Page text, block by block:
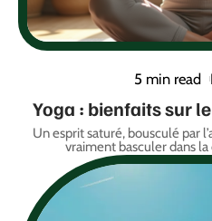
5 min read
Yoga : bienfaits sur
Un esprit saturé, bousculé par
vraiment basculer dans